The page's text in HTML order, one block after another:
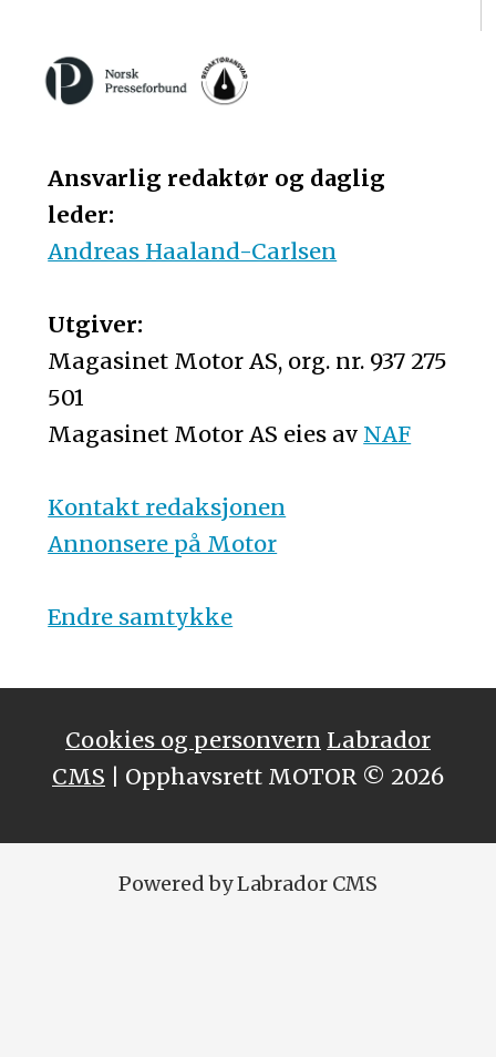
Ansvarlig redaktør og daglig
leder:
Andreas Haaland-Carlsen
Utgiver:
Magasinet Motor AS, org. nr. 937 275
501
Magasinet Motor AS eies av NAF
Kontakt redaksjonen
Annonsere på Motor
Endre samtykke
Cookies og personvern Labrador
CMS | Opphavsrett MOTOR © 2026
Powered by Labrador CMS